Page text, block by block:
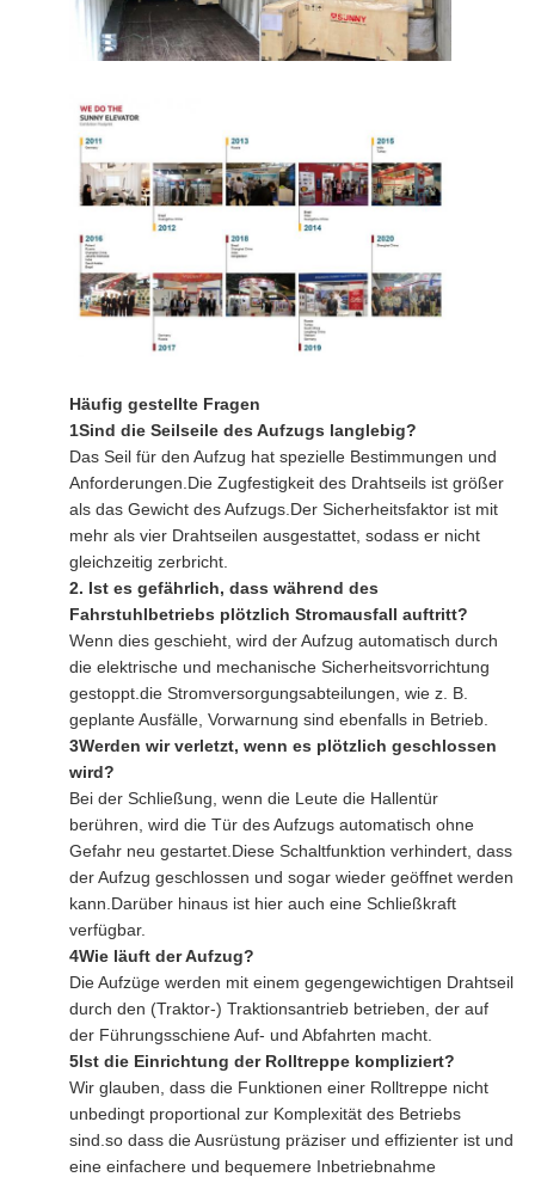
Häufig gestellte Fragen
1Sind die Seilseile des Aufzugs langlebig?
Das Seil für den Aufzug hat spezielle Bestimmungen und
Anforderungen.Die Zugfestigkeit des Drahtseils ist größer
als das Gewicht des Aufzugs.Der Sicherheitsfaktor ist mit
mehr als vier Drahtseilen ausgestattet, sodass er nicht
gleichzeitig zerbricht.
2. Ist es gefährlich, dass während des
Fahrstuhlbetriebs plötzlich Stromausfall auftritt?
Wenn dies geschieht, wird der Aufzug automatisch durch
die elektrische und mechanische Sicherheitsvorrichtung
gestoppt.die Stromversorgungsabteilungen, wie z. B.
geplante Ausfälle, Vorwarnung sind ebenfalls in Betrieb.
3Werden wir verletzt, wenn es plötzlich geschlossen
wird?
Bei der Schließung, wenn die Leute die Hallentür
berühren, wird die Tür des Aufzugs automatisch ohne
Gefahr neu gestartet.Diese Schaltfunktion verhindert, dass
der Aufzug geschlossen und sogar wieder geöffnet werden
kann.Darüber hinaus ist hier auch eine Schließkraft
verfügbar.
4Wie läuft der Aufzug?
Die Aufzüge werden mit einem gegengewichtigen Drahtseil
durch den (Traktor-) Traktionsantrieb betrieben, der auf
der Führungsschiene Auf- und Abfahrten macht.
5Ist die Einrichtung der Rolltreppe kompliziert?
Wir glauben, dass die Funktionen einer Rolltreppe nicht
unbedingt proportional zur Komplexität des Betriebs
sind.so dass die Ausrüstung präziser und effizienter ist und
eine einfachere und bequemere Inbetriebnahme